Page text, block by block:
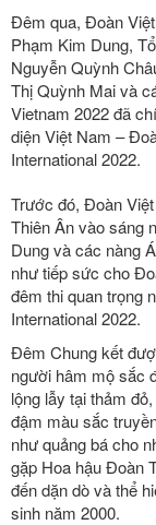
Đêm qua, Đoàn
Phạm Kim Dung,
Nguyễn Quỳnh
Thị Quỳnh Mai và
Vietnam 2022 đã
diện Việt Nam –
International 2022.
Trước đó, Đoàn
Thiên Ân vào sáng
Dung và các nàng
như tiếp sức cho
đêm thi quan trọng
International 2022.
Đêm Chung kết
người hâm mộ sắc
lộng lẫy tại thảm
đậm màu sắc
như quảng bá cho
gặp Hoa hậu Đoàn
đến dặn dò và thể
sinh năm 2000.